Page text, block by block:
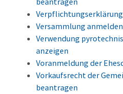
Versammlung anmelden
Verwendung
anzeigen
Voranmeldung der
Vorkaufsrecht der
beantragen